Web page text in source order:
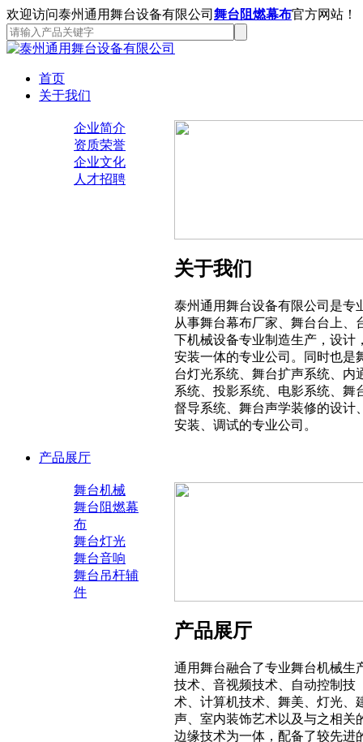
欢迎访问泰州通用舞台设备有限公司 舞台阻燃幕布官方网站！
首页
关于我们
企业简介
资质荣誉
企业文化
人才招聘
关于我们
泰州通用舞台设备有限公司是专
从事舞台幕布厂家、舞台台上、
下机械设备专业制造生产，设计，
安装一体的专业公司。同时也是
台灯光系统、舞台扩声系统、内
系统、投影系统、电影系统、舞
督导系统、舞台声学装修的设计、
安装、调试的专业公司。
产品展厅
舞台机械
舞台阻燃幕
布
舞台灯光
舞台音响
舞台吊杆辅
件
产品展厅
通用舞台融合了专业舞台机械生
技术、音视频技术、自动控制技
术、计算机技术、舞美、灯光、
声、室内装饰艺术以及与之相关
边缘技术为一体，配备了较先进